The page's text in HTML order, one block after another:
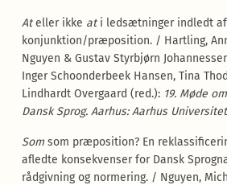
Ateller ikke ati ledsætninger indledt af
konjunktion/præposition. / Hartling,
Nguyen & Gustav Styrbjørn
Inger Schoonderbeek Hansen, Tina
Lindhardt Overgaard (red.): 19. Møde
Dansk Sprog. Aarhus: Aarhus Universitet,
Somsom præposition? En
afledte konsekvenser for Dansk
rådgivning og normering. / Nguyen,